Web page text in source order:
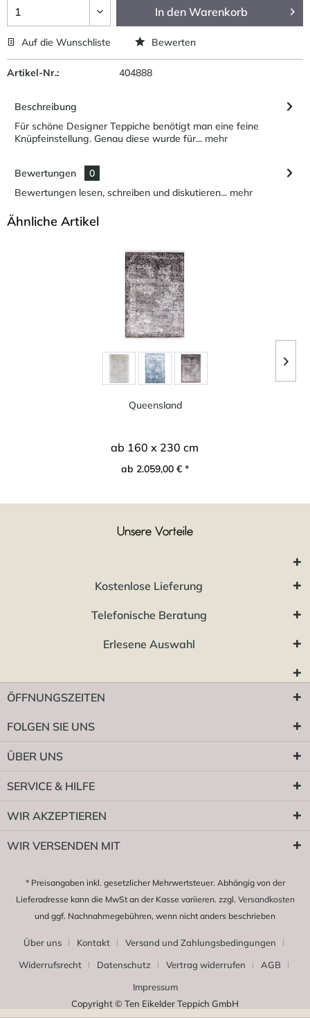
In den Warenkorb
Auf die Wunschliste Bewerten
Artikel-Nr.: 404888
Beschreibung
Für schöne Designer Teppiche benötigt man eine feine
Knüpfeinstellung. Genau diese wurde für... mehr
Bewertungen
0
Bewertungen lesen, schreiben und diskutieren... mehr
Ähnliche Artikel
Queensland
ab 160 x 230 cm
ab 2.059,00 € *
Unsere Vorteile
Kostenlose Lieferung
Telefonische Beratung
Erlesene Auswahl
ÖFFNUNGSZEITEN
FOLGEN SIE UNS
ÜBER UNS
SERVICE & HILFE
WIR AKZEPTIEREN
WIR VERSENDEN MIT
* Preisangaben inkl. gesetzlicher Mehrwertsteuer. Abhängig von der
Lieferadresse kann die MwSt an der Kasse variieren. zzgl. Versandkosten
und ggf. Nachnahmegebühren, wenn nicht anders beschrieben
Über uns Kontakt
Versand und Zahlungsbedingungen
Widerrufsrecht
Datenschutz Vertrag widerrufen
AGB
Impressum
Copyright © Ten Eikelder Teppich GmbH